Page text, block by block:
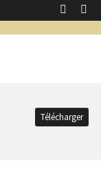
Télécharger